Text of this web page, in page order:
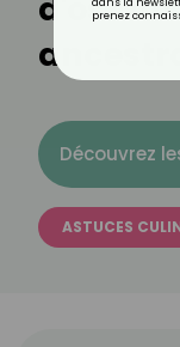
d'os :
ancestral
Découvrez
ASTUCES
prenez